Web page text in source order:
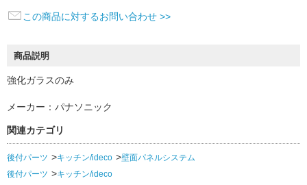
この商品に対するお問い合わせ >>
商品説明
強化ガラスのみ
メーカー：パナソニック
関連カテゴリ
後付パーツ キッチン/ideco
壁面パネルシステム
後付パーツ
キッチン/ideco